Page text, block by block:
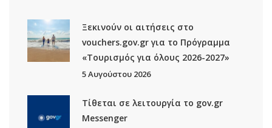
Ξεκινούν οι αιτήσεις στο
vouchers.gov.gr για το Πρόγραμμα
«Τουρισμός για όλους 2026-2027»
5 Αυγούστου 2026
Τίθεται σε λειτουργία το gov.gr
Μessenger